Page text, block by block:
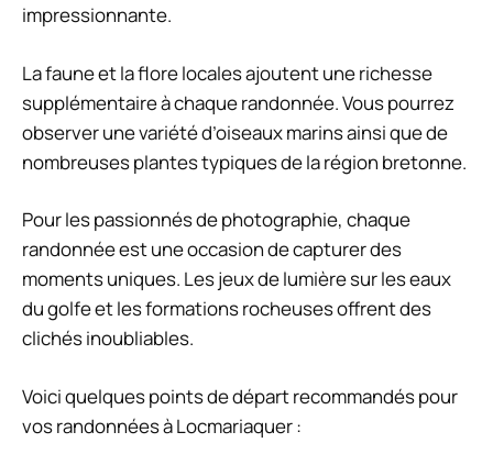
impressionnante.
La faune et la flore locales ajoutent une richesse
supplémentaire à chaque randonnée. Vous pourrez
observer une variété d’oiseaux marins ainsi que de
nombreuses plantes typiques de la région bretonne.
Pour les passionnés de photographie, chaque
randonnée est une occasion de capturer des
moments uniques. Les jeux de lumière sur les eaux
du golfe et les formations rocheuses offrent des
clichés inoubliables.
Voici quelques points de départ recommandés pour
vos randonnées à Locmariaquer :